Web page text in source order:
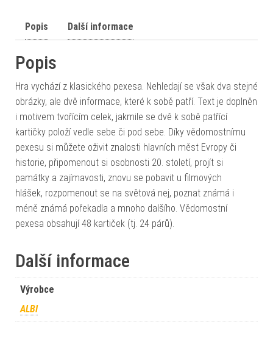
Popis Další informace
Popis
Hra vychází z klasického pexesa. Nehledají se však dva stejné
obrázky, ale dvě informace, které k sobě patří. Text je doplněn
i motivem tvořícím celek, jakmile se dvě k sobě patřící
kartičky položí vedle sebe či pod sebe. Díky vědomostnímu
pexesu si můžete oživit znalosti hlavních měst Evropy či
historie, připomenout si osobnosti 20. století, projít si
památky a zajímavosti, znovu se pobavit u filmových
hlášek, rozpomenout se na světová nej, poznat známá i
méně známá pořekadla a mnoho dalšího. Vědomostní
pexesa obsahují 48 kartiček (tj. 24 párů).
Další informace
Výrobce
ALBI